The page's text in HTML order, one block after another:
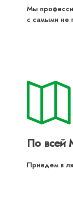
Мы
с самыми не
По всей
Приедем в